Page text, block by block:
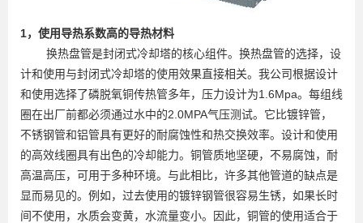
1，使用导热系数高的导热材料
换热盘管是封闭式冷却塔的核心组件。换热盘管的选择，设
计和使用与封闭式冷却塔的使用效果直接相关。我公司根据设计
和使用选择了磷脱氧铜传热管多年，压力设计为1.6Mpa。每组线
圈在出厂前都必须通过水中的2.0MPA气压测试。它比镀锌管，
不锈钢管和铝管具有更好的耐腐蚀性和热交换效率。设计和使用
的高效线圈具有出色的冷却能力。铜管质地坚硬，不易腐蚀，耐
高温高压，可用于多种环境。与此相比，许多其他管道的缺点是
显而易见的。例如，过去使用的镀锌钢管很容易生锈，如果长时
间不使用，水质会变黄，水流量变小。因此，铜管的使用适合于